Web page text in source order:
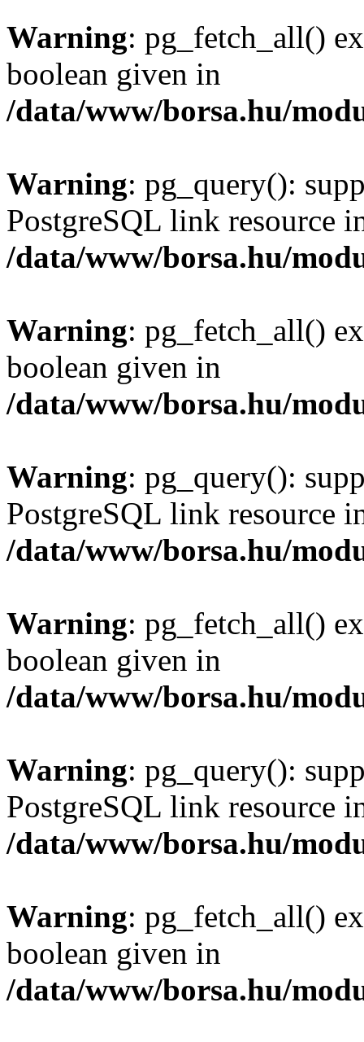
Warning: pg_fetch_all()
boolean given in
/data/www/borsa.hu/
Warning: pg_query():
PostgreSQL link resource
/data/www/borsa.hu/
Warning: pg_fetch_all()
boolean given in
/data/www/borsa.hu/
Warning: pg_query():
PostgreSQL link resource
/data/www/borsa.hu/
Warning: pg_fetch_all()
boolean given in
/data/www/borsa.hu/
Warning: pg_query():
PostgreSQL link resource
/data/www/borsa.hu/
Warning: pg_fetch_all()
boolean given in
/data/www/borsa.hu/